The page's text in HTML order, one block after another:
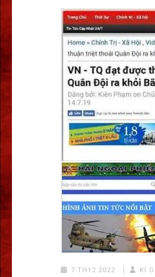
7 TH12 2022 KÍ